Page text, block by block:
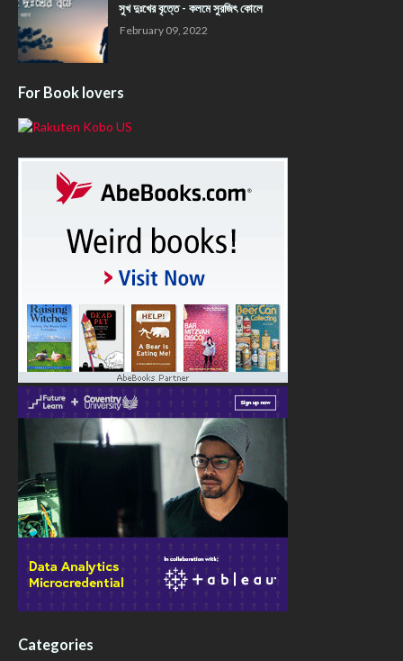
সুখ দুঃখের বৃত্তে - কলমে সুরজিৎ কোলে
February 09, 2022
For Book lovers
Categories